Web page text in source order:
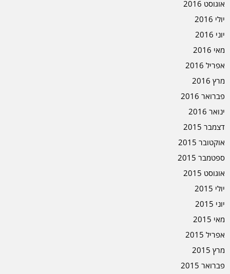
אוגוסט 2016
יולי 2016
יוני 2016
מאי 2016
אפריל 2016
מרץ 2016
פברואר 2016
ינואר 2016
דצמבר 2015
אוקטובר 2015
ספטמבר 2015
אוגוסט 2015
יולי 2015
יוני 2015
מאי 2015
אפריל 2015
מרץ 2015
פברואר 2015